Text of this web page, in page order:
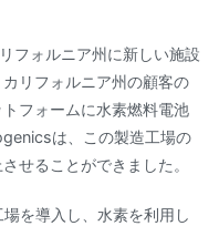
フォルニア州に新しい施設
リフォルニア州の顧客の
フォームに水素燃料電池
は、この製造工場の
せることができました。
を導入し、水素を利用し